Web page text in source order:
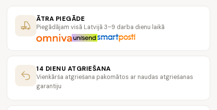
ĀTRA PIEGĀDE
Piegādājam visā Latvijā 3–9 darba dienu laikā
14 DIENU ATGRIEŠANA
Vienkārša atgriešana pakomātos ar naudas atgriešanas
garantiju